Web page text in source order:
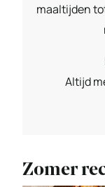
maaltijden
Altijd
Zomer